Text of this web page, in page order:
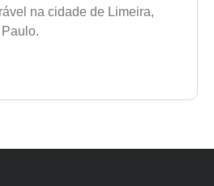
na cidade de Limeira,